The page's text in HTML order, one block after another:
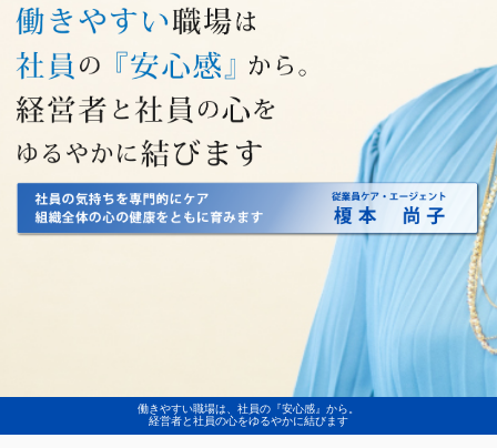
働きやすい職場は、社員の『安心感』から。
経営者と社員の心をゆるやかに結びます